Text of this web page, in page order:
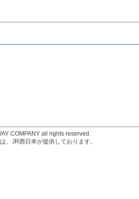
COMPANY all rights reserved.
、JR西日本が提供しております。